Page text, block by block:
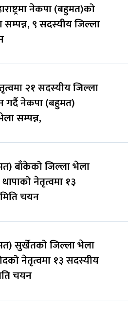
नेकपा (बहुमत)को
९ सदस्यीय जिल्ला
२१ सदस्यीय जिल्ला
गर्दै नेकपा (बहुमत)
सम्पन्न,
बाँकेको जिल्ला भेला
नेतृत्वमा १३
चयन
सुर्खेतको जिल्ला भेला
नेतृत्वमा १३ सदस्यीय
चयन